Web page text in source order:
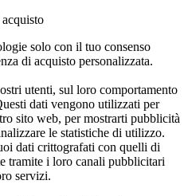
solo con il tuo consenso
di acquisto personalizzata.
utenti, sul loro comportamento
dati vengono utilizzati per
sito web, per mostrarti pubblicità
le statistiche di utilizzo.
dati crittografati con quelli di
tramite i loro canali pubblicitari
servizi.